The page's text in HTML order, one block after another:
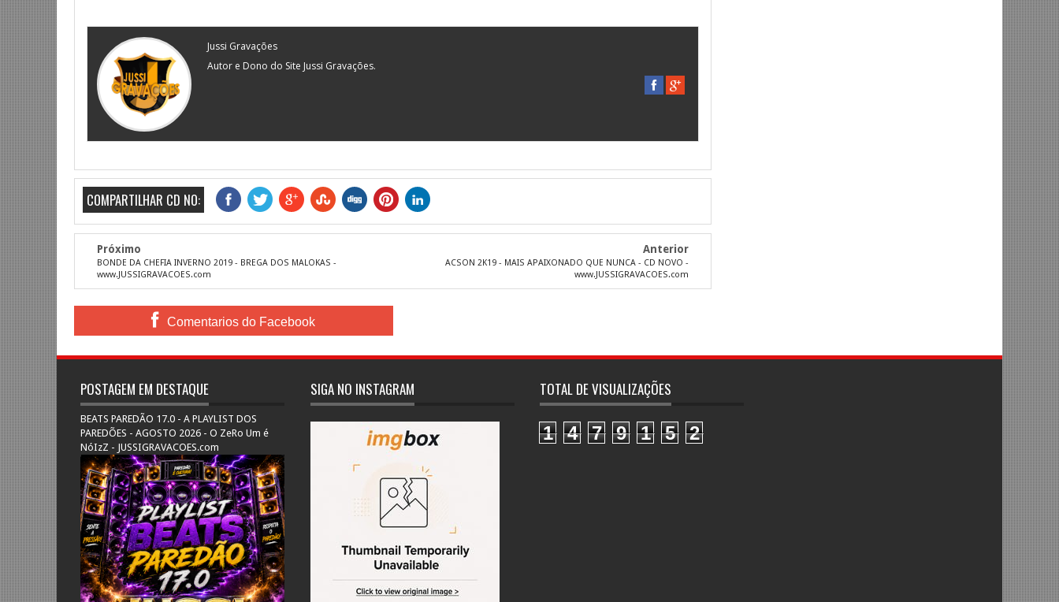
Jussi Gravações
Autor e Dono do Site Jussi Gravações.
COMPARTILHAR CD NO:
Próximo
BONDE DA CHEFIA INVERNO 2019 - BREGA DOS MALOKAS -
www.JUSSIGRAVACOES.com
Anterior
ACSON 2K19 - MAIS APAIXONADO QUE NUNCA - CD NOVO -
www.JUSSIGRAVACOES.com
Comentarios do Facebook
POSTAGEM EM DESTAQUE
BEATS PAREDÃO 17.0 - A PLAYLIST DOS
PAREDÕES - AGOSTO 2026 - O ZeRo Um é
NóIzZ - JUSSIGRAVACOES.com
SIGA NO INSTAGRAM TOTAL DE VISUALIZAÇÕES
1 4 7 9 1 5 2